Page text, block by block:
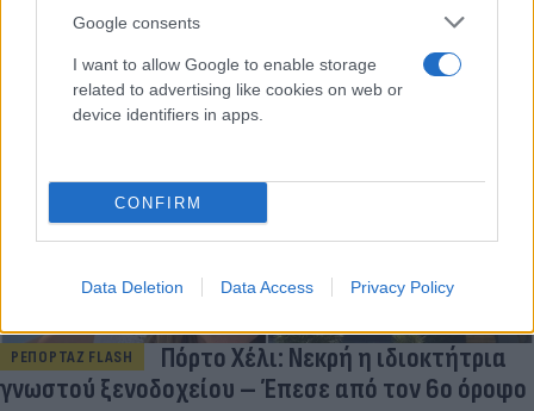
Google consents
I want to allow Google to enable storage
related to advertising like cookies on web or
device identifiers in apps.
CONFIRM
Data Deletion Data Access Privacy Policy